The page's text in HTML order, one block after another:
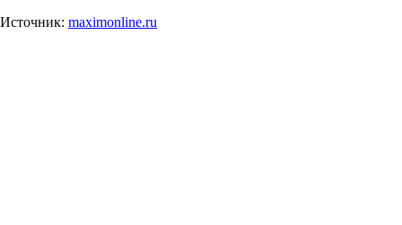
Источник: maximonline.ru